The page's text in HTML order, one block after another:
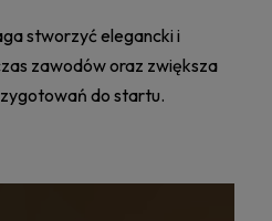
stworzyć elegancki i
zawodów oraz zwiększa
do startu.